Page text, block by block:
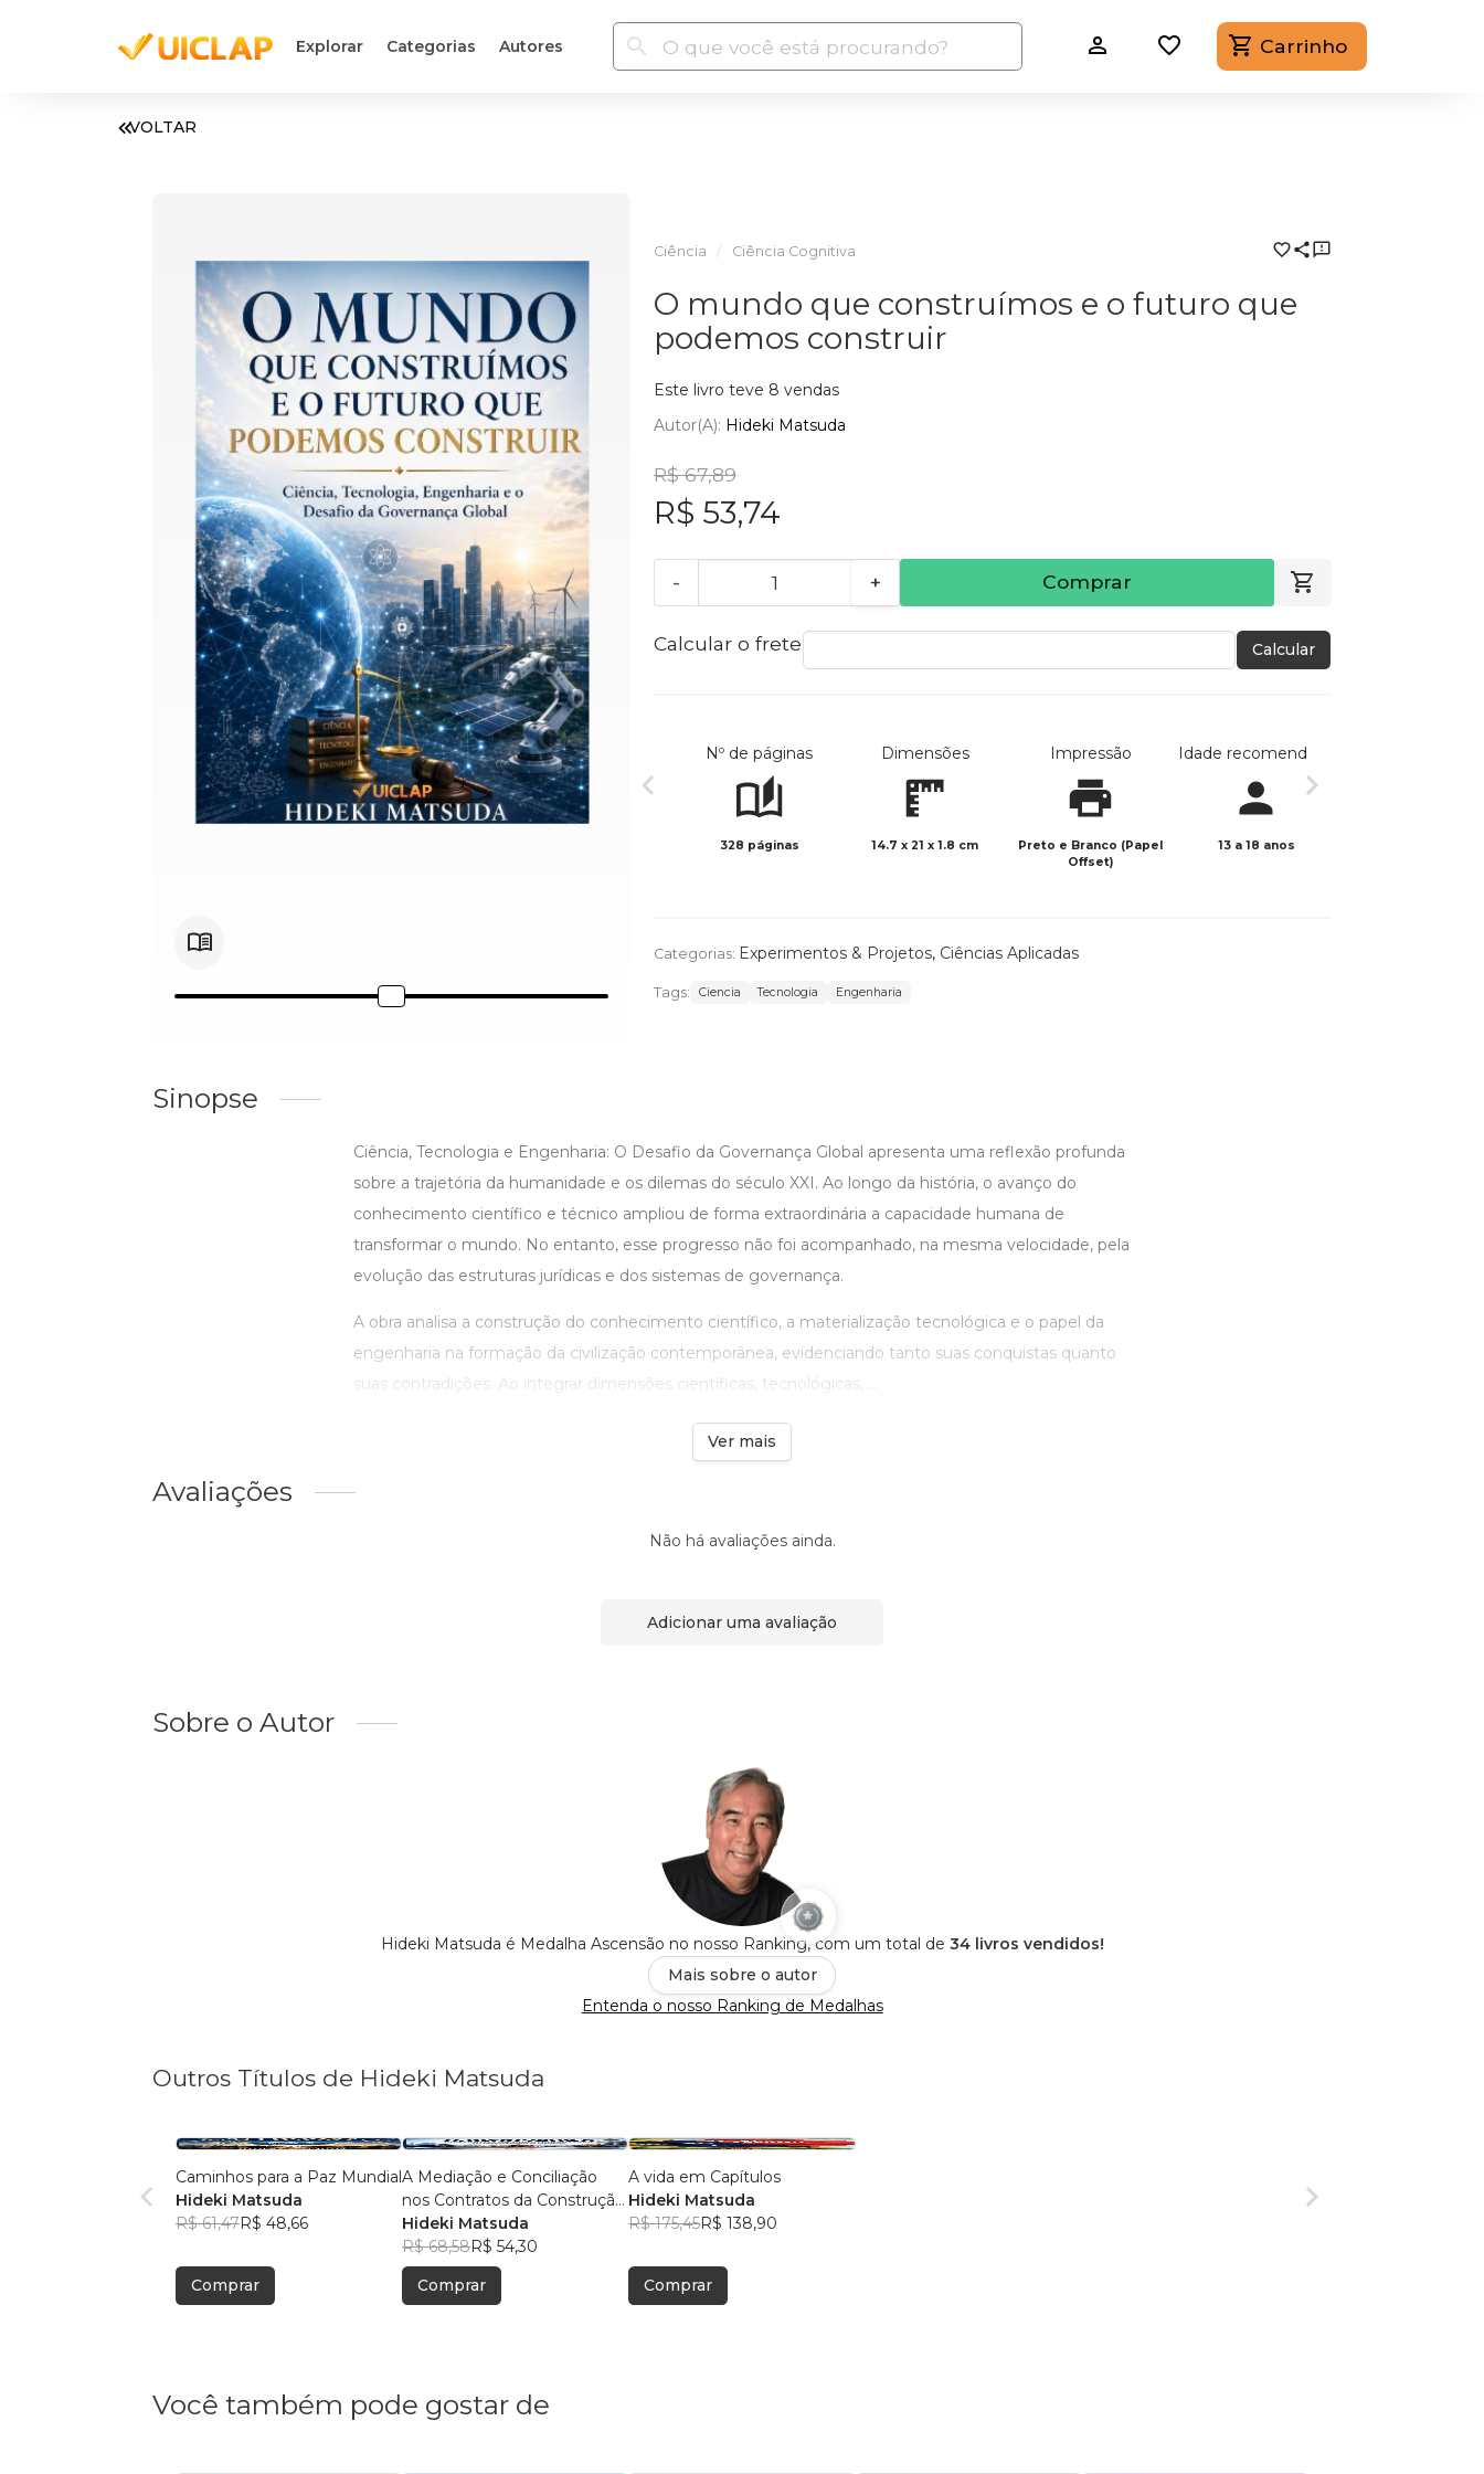
Explorar Categorias Autores Carrinho
VOLTAR
Ciência Ciência Cognitiva
O mundo que construímos e o futuro que
podemos construir
Este livro teve 8 vendas
Autor(a): Hideki Matsuda
R$ 67,89
R$ 53,74
- + Comprar
Calcular o frete Calcular
Nº de páginas
328 páginas
Dimensões
14.7 x 21 x 1.8 cm
Impressão
Preto e Branco (Papel
Offset)
Idade recomendada
13 a 18 anos
Categorias: Experimentos & Projetos, Ciências Aplicadas
Tags: Ciencia Tecnologia Engenharia
Sinopse
Ciência, Tecnologia e Engenharia: O Desafio da Governança Global apresenta uma reflexão profunda
sobre a trajetória da humanidade e os dilemas do século XXI. Ao longo da história, o avanço do
conhecimento científico e técnico ampliou de forma extraordinária a capacidade humana de
transformar o mundo. No entanto, esse progresso não foi acompanhado, na mesma velocidade, pela
evolução das estruturas jurídicas e dos sistemas de governança.
A obra analisa a construção do conhecimento científico, a materialização tecnológica e o papel da
engenharia na formação da civilização contemporânea, evidenciando tanto suas conquistas quanto
suas contradições. Ao integrar dimensões científicas, tecnológicas, ...
Ver mais
Avaliações
Não há avaliações ainda.
Adicionar uma avaliação
Sobre o Autor
Hideki Matsuda é Medalha Ascensão no nosso Ranking, com um total de 34 livros vendidos!
Mais sobre o autor
Entenda o nosso Ranking de Medalhas
Outros Títulos de Hideki Matsuda
Caminhos para a Paz Mundial
Hideki Matsuda
R$ 61,47R$ 48,66
Comprar
A Mediação e Conciliação
nos Contratos da Construção
Civil
Hideki Matsuda
R$ 68,58R$ 54,30
Comprar
A vida em Capítulos
Hideki Matsuda
R$ 175,45R$ 138,90
Comprar
Você também pode gostar de